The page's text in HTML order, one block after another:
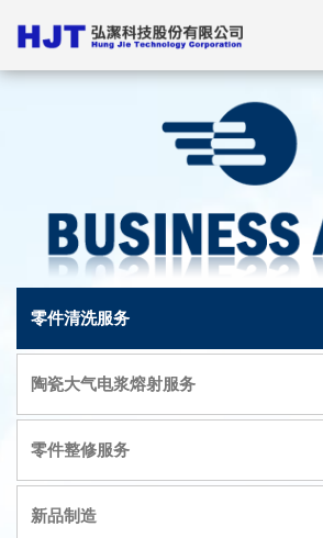
首页
零件清洗服务
陶瓷大气电浆熔射服务
零件整修服务
新品制造